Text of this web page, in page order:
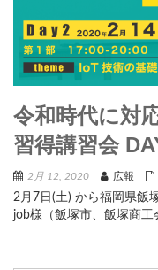
令和時代に対
習得講習会
2月 12, 2020 広報
2月7日(土) から福岡県飯
job様（飯塚市、飯塚商工